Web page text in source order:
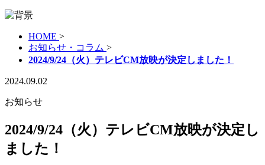
HOME >
お知らせ・コラム >
2024/9/24（火）テレビCM放映が決定しました！
2024.09.02
お知らせ
2024/9/24（火）テレビCM放映が決定し
ました！